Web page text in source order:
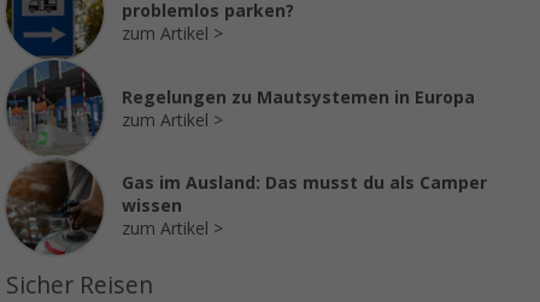
problemlos parken?
zum Artikel
Regelungen zu Mautsystemen in Europa
zum Artikel
Gas im Ausland: Das musst du als Camper
wissen
zum Artikel
Sicher Reisen